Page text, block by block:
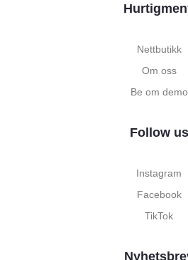
Nettbutikk
Om oss
Be om demo
Follow us
Instagram
Facebook
TikTok